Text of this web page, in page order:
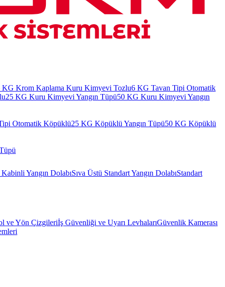
KG Krom Kaplama Kuru Kimyevi Tozlu6 KG Tavan Tipi Otomatik
25 KG Kuru Kimyevi Yangın Tüpü50 KG Kuru Kimyevi Yangın
Otomatik Köpüklü25 KG Köpüklü Yangın Tüpü50 KG Köpüklü
Yangın DolabıSıva Üstü Standart Yangın DolabıStandart
ve Yön Çizgileriİş Güvenliği ve Uyarı LevhalarıGüvenlik Kamerası